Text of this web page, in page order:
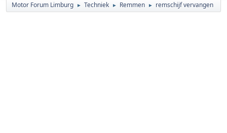
Motor Forum Limburg ► Techniek ► Remmen ► remschijf vervangen